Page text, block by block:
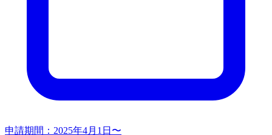
申請期間： 2025年4月1日〜